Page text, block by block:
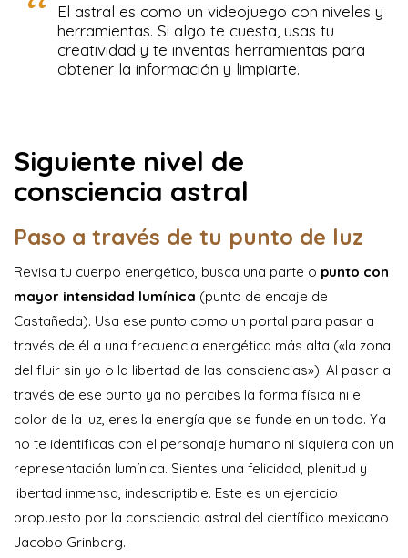
El astral es como un videojuego con niveles y
herramientas. Si algo te cuesta, usas tu
creatividad y te inventas herramientas para
obtener la información y limpiarte.
Siguiente nivel de
consciencia astral
Paso a través de tu punto de luz
Revisa tu cuerpo energético, busca una parte o punto con
mayor intensidad lumínica (punto de encaje de
Castañeda). Usa ese punto como un portal para pasar a
través de él a una frecuencia energética más alta («la zona
del fluir sin yo o la libertad de las consciencias»). Al pasar a
través de ese punto ya no percibes la forma física ni el
color de la luz, eres la energía que se funde en un todo. Ya
no te identificas con el personaje humano ni siquiera con un
representación lumínica. Sientes una felicidad, plenitud y
libertad inmensa, indescriptible. Este es un ejercicio
propuesto por la consciencia astral del científico mexicano
Jacobo Grinberg.